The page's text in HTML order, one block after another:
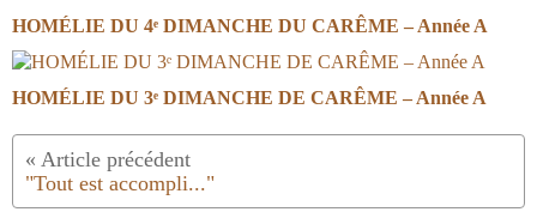
HOMÉLIE DU 4ᵉ DIMANCHE DU CARÊME – Année A
HOMÉLIE DU 3ᵉ DIMANCHE DE CARÊME – Année A
"Tout est accompli..."